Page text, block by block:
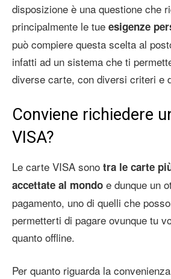
disposizione è una questione che
principalmente le tue esigenze
può compiere questa scelta al
infatti ad un sistema che ti
diverse carte, con diversi criteri e
Conviene richiedere
VISA?
Le carte VISA sono tra le carte
accettate al mondo e dunque un
pagamento, uno di quelli che
permetterti di pagare ovunque tu
quanto offline.
Per quanto riguarda la